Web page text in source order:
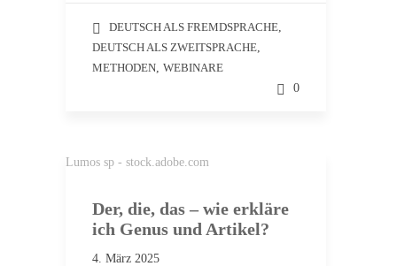
DEUTSCH ALS FREMDSPRACHE,
DEUTSCH ALS ZWEITSPRACHE,
METHODEN, WEBINARE
0
Lumos sp - stock.adobe.com
Der, die, das – wie erkläre
ich Genus und Artikel?
4. März 2025